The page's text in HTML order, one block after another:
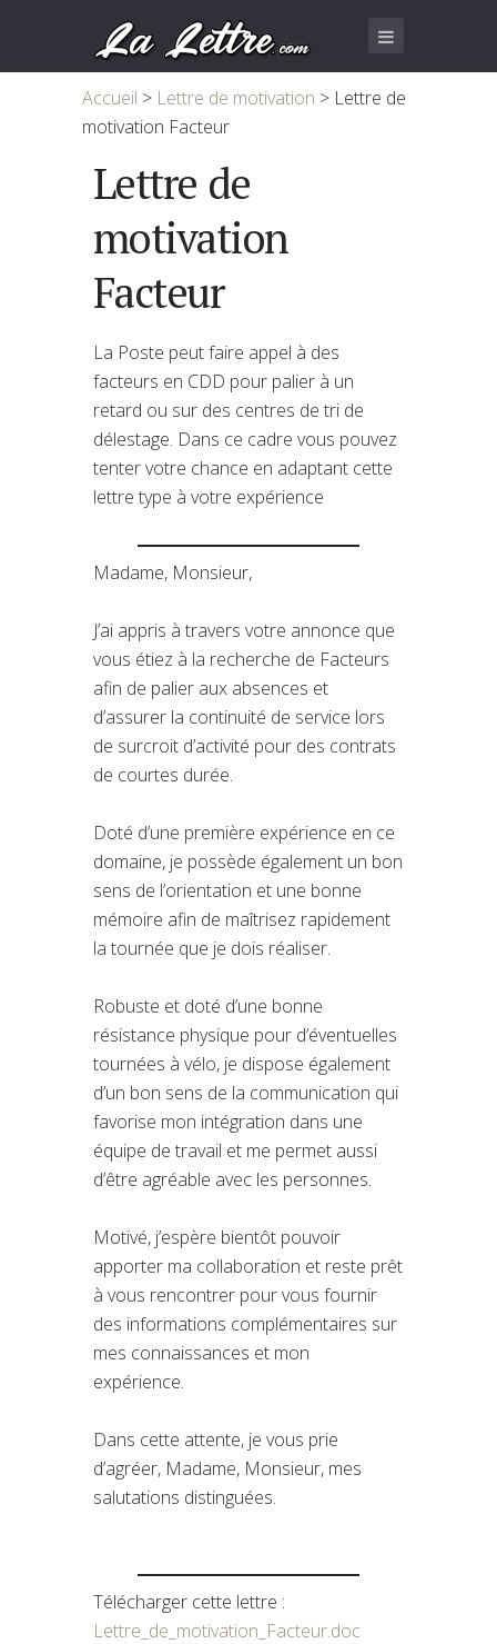
Accueil > Lettre de motivation > Lettre de
motivation Facteur
Lettre de
motivation
Facteur
La Poste peut faire appel à des
facteurs en CDD pour palier à un
retard ou sur des centres de tri de
délestage. Dans ce cadre vous pouvez
tenter votre chance en adaptant cette
lettre type à votre expérience
Madame, Monsieur,
J’ai appris à travers votre annonce que
vous étiez à la recherche de Facteurs
afin de palier aux absences et
d’assurer la continuité de service lors
de surcroit d’activité pour des contrats
de courtes durée.
Doté d’une première expérience en ce
domaine, je possède également un bon
sens de l’orientation et une bonne
mémoire afin de maîtrisez rapidement
la tournée que je dois réaliser.
Robuste et doté d’une bonne
résistance physique pour d’éventuelles
tournées à vélo, je dispose également
d’un bon sens de la communication qui
favorise mon intégration dans une
équipe de travail et me permet aussi
d’être agréable avec les personnes.
Motivé, j’espère bientôt pouvoir
apporter ma collaboration et reste prêt
à vous rencontrer pour vous fournir
des informations complémentaires sur
mes connaissances et mon
expérience.
Dans cette attente, je vous prie
d’agréer, Madame, Monsieur, mes
salutations distinguées.
Télécharger cette lettre :
Lettre_de_motivation_Facteur.doc